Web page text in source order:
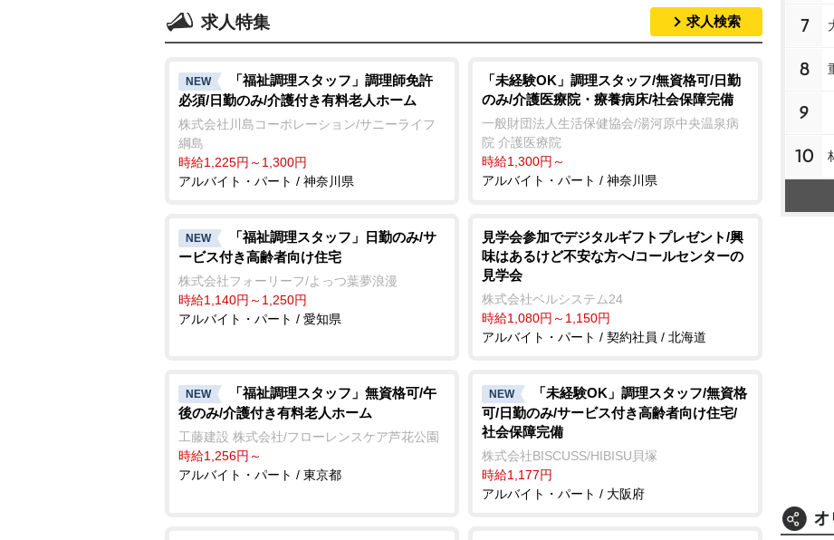
求人特集 求人検索
NEW
「福祉調理スタッフ」調理師免許
必須/日勤のみ/介護付き有料老人ホーム
株式会社川島コーポレーション/サニーライフ
綱島
時給1,225円～1,300円
アルバイト・パート / 神奈川県
「未経験OK」調理スタッフ/無資格可/日勤
のみ/介護医療院・療養病床/社会保障完備
一般財団法人生活保健協会/湯河原中央温泉病
院 介護医療院
時給1,300円～
アルバイト・パート / 神奈川県
NEW
「福祉調理スタッフ」日勤のみ/サ
ービス付き高齢者向け住宅
株式会社フォーリーフ/よっつ葉夢浪漫
時給1,140円～1,250円
アルバイト・パート / 愛知県
見学会参加でデジタルギフトプレゼント/興
味はあるけど不安な方へ/コールセンターの
見学会
株式会社ベルシステム24
時給1,080円～1,150円
アルバイト・パート / 契約社員 / 北海道
NEW
「福祉調理スタッフ」無資格可/午
後のみ/介護付き有料老人ホーム
工藤建設 株式会社/フローレンスケア芦花公園
時給1,256円～
アルバイト・パート / 東京都
NEW
「未経験OK」調理スタッフ/無資格
可/日勤のみ/サービス付き高齢者向け住宅/
社会保障完備
株式会社BISCUSS/HIBISU貝塚
時給1,177円
アルバイト・パート / 大阪府
7
8
9
10